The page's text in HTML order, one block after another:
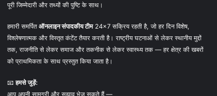
पूरी जिम्मेदारी और तथ्यों की पुष्टि के साथ।
हमारी समर्पितऑनलाइन संपादकीय टीम24×7 सक्रिय रहती है, जो हर दिन विशेष,
विश्लेषणात्मक और विस्तृत कंटेंट तैयार करती है। राष्ट्रीय घटनाओं से लेकर स्थानीय मुद्दों
तक, राजनीति से लेकर समाज और तकनीक से लेकर स्वास्थ्य तक — हर क्षेत्र की खबरों
को प्राथमिकता के साथ प्रस्तुत किया जाता है।
📧हमसे जुड़ें:
आप अपनी सामग्री और सुझाव भेज सकते हैं —